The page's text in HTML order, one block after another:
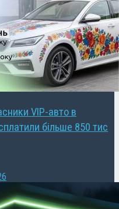
VIP-авто в
більше 850 тис